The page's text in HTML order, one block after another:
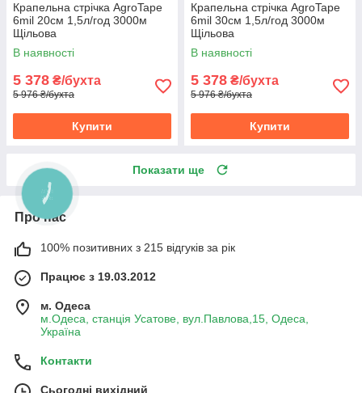
Крапельна стрічка AgroTape
6mil 20см 1,5л/год 3000м
Щільова
В наявності
5 378 ₴/бухта
5 976 ₴/бухта
Купити
Крапельна стрічка AgroTape
6mil 30см 1,5л/год 3000м
Щільова
В наявності
5 378 ₴/бухта
5 976 ₴/бухта
Купити
Показати ще
Про нас
100% позитивних з 215 відгуків за рік
Працює з 19.03.2012
м. Одеса
м.Одеса, станція Усатове, вул.Павлова,15, Одеса,
Україна
Контакти
Сьогодні вихідний